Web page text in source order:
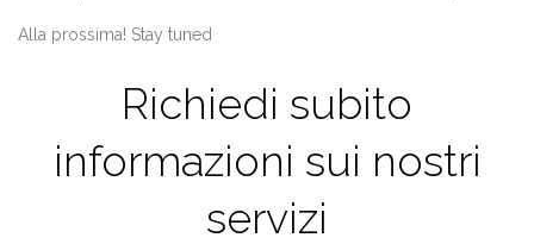
Alla prossima! Stay tuned
Richiedi subito
informazioni sui nostri
servizi